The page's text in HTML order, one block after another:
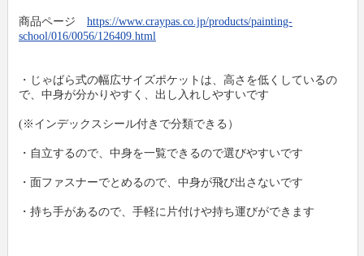
商品ページ https://www.craypas.co.jp/products/painting-
school/016/0056/126409.html
・じゃばら式の幅広サイズポケットは、高さを低くしているの
で、中身が分かりやすく、出し入れしやすいです
(※インデックスシール付きで分類できる）
・自立するので、中身を一覧できるので選びやすいです
・面ファスナーでとめるので、中身が飛び出さないです
・持ち手があるので、手軽に片付けや持ち運びができます